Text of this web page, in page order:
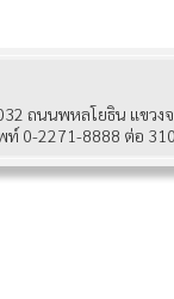
ถนนพหลโยธิน แขวง
ท์ 0-2271-8888 ต่อ